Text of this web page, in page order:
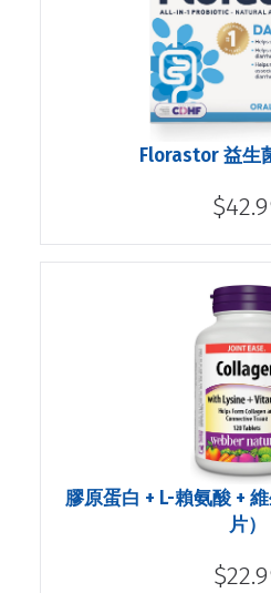
Florastor 益生
膠原蛋白 + L-賴氨酸 +
片）